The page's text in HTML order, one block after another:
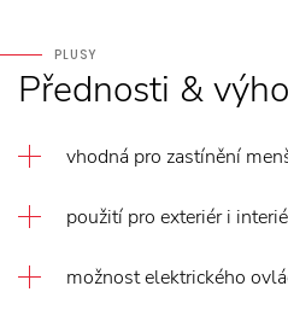
PLUSY
Přednosti &
vhodná pro zastínění
použití pro exteriér i
možnost elektrického